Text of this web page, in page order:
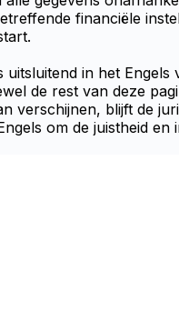
financiële
uitsluitend in het Engels
de rest van deze
verschijnen, blijft de
om de juistheid en